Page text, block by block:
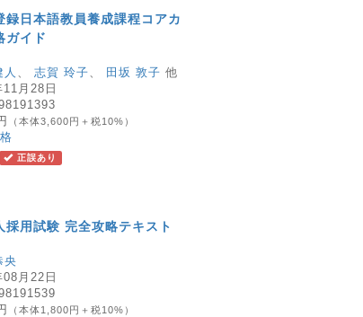
録日本語教員養成課程コアカ
ガイド
人 、 志賀 玲子、 田坂 敦子 他
月28日
（本体3,600円＋税10%）
正誤あり
用試験 完全攻略テキスト
央
月22日
（本体1,800円＋税10%）